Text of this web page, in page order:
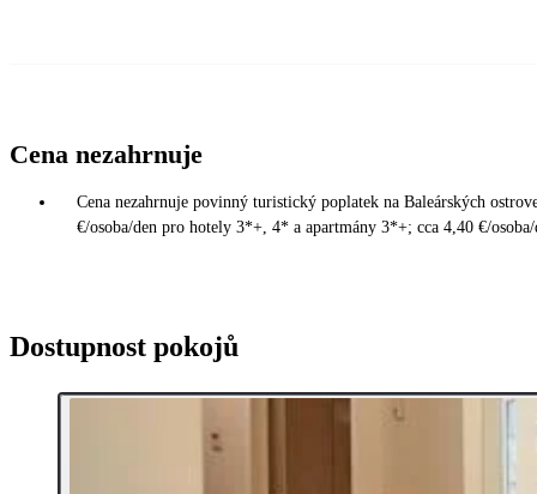
Cena nezahrnuje
Cena nezahrnuje povinný turistický poplatek na Baleárských
€/osoba/den pro hotely 3*+, 4* a apartmány 3*+; cca 4,40 €/
Dostupnost pokojů